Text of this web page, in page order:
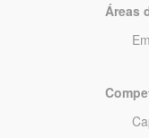
Áreas